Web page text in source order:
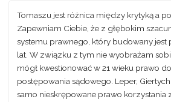
Tomaszu jest różnica między krytyką a
Zapewniam Ciebie, że z głębokim
systemu prawnego, który budowany
lat. W związku z tym nie wyobrażam
mógł kwestionować w 21 wieku prawo
postępowania sądowego. Leper,
samo nieskrępowane prawo korzystania